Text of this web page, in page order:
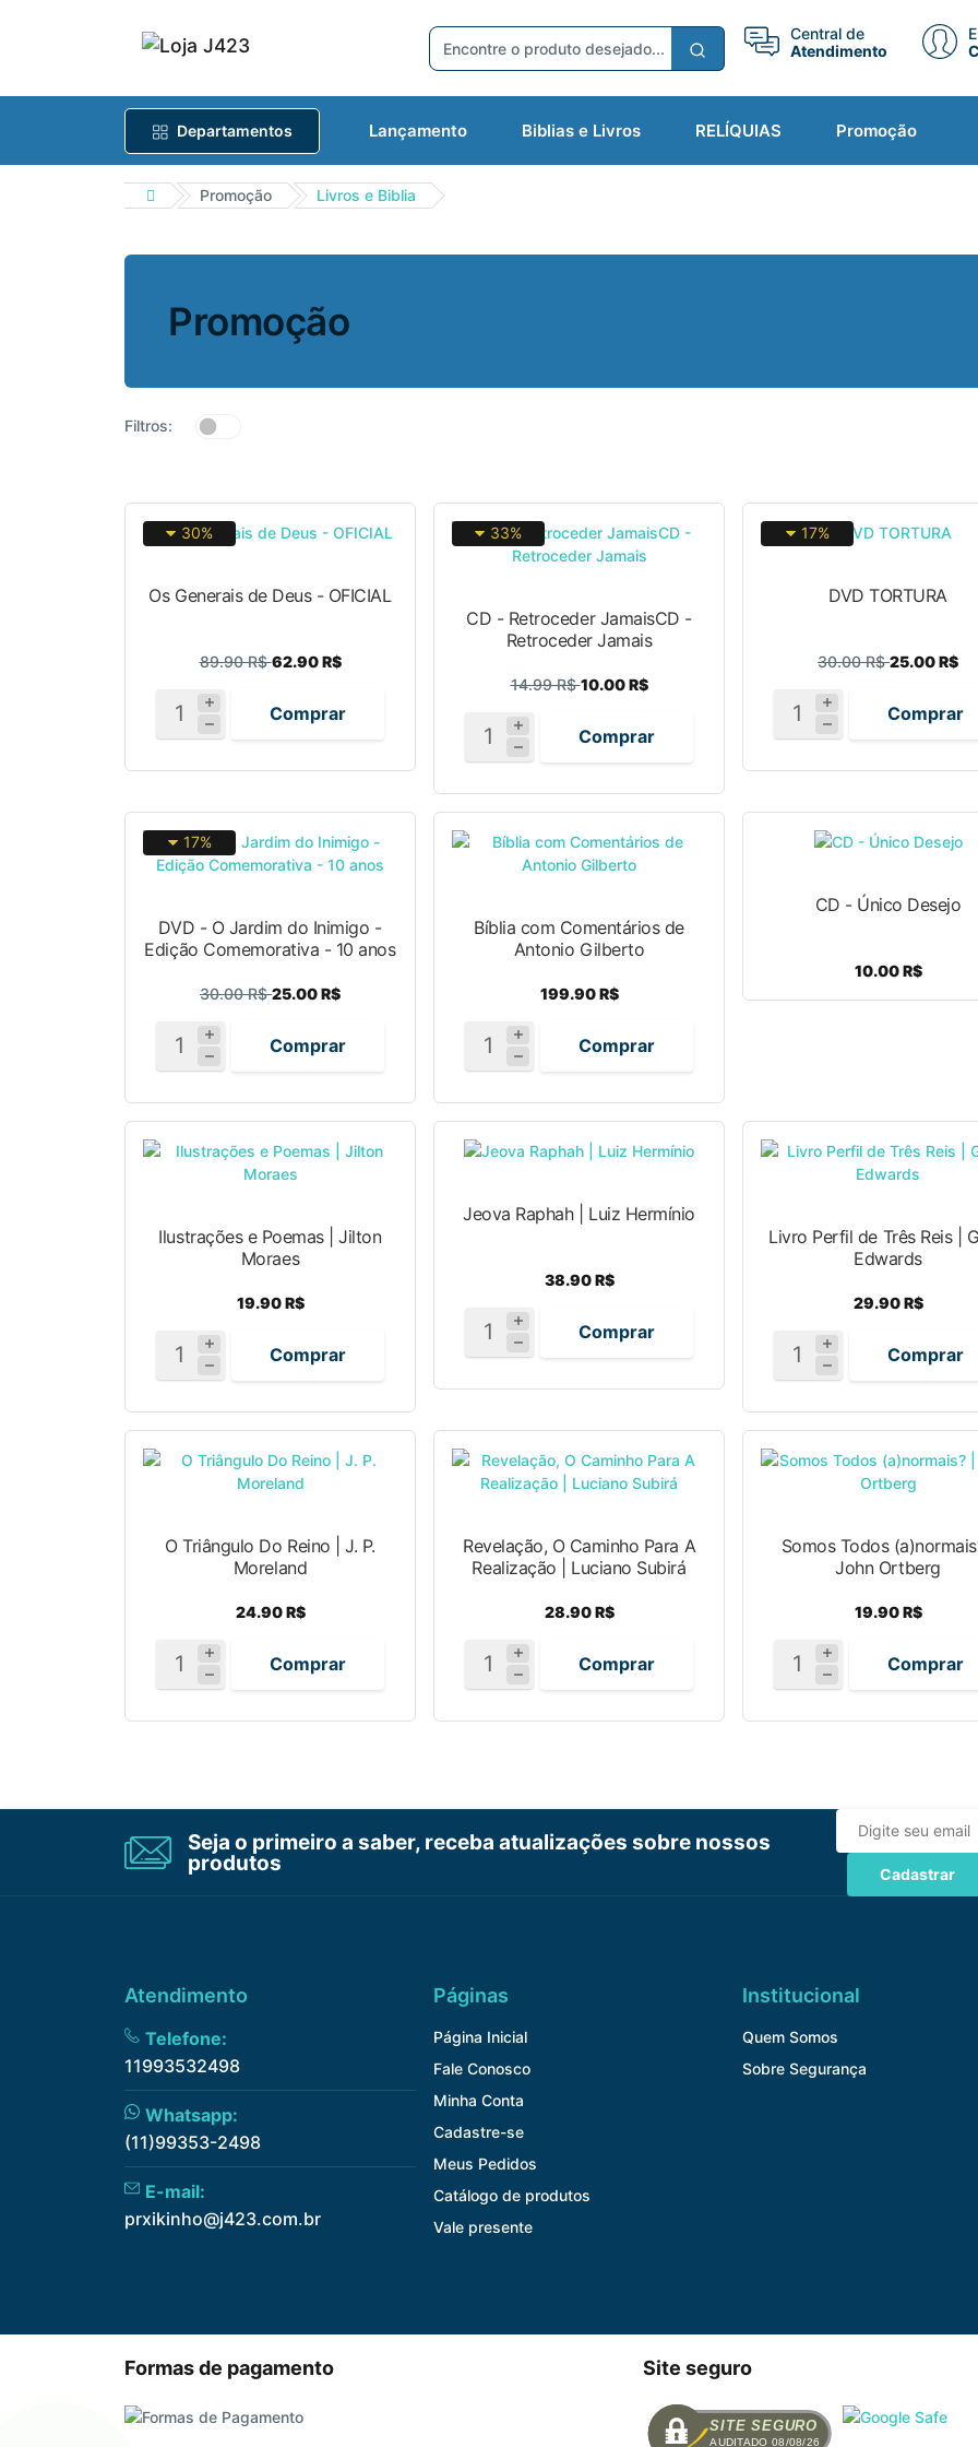
Central de
Atendimento
Departamentos Lançamento Biblias e Livros RELÍQUIAS Promoção
Promoção Livros e Biblia
Promoção
Filtros:
30%
Os Generais de Deus - OFICIAL
89.90 R$62.90 R$
Comprar
33%
CD - Retroceder JamaisCD -
Retroceder Jamais
14.99 R$10.00 R$
Comprar
17%
DVD TORTURA
30.00 R$25.00 R$
Comprar
17%
DVD - O Jardim do Inimigo -
Edição Comemorativa - 10 anos
30.00 R$25.00 R$
Comprar
Bíblia com Comentários de
Antonio Gilberto
199.90 R$
Comprar
CD - Único Desejo
10.00 R$
Ilustrações e Poemas | Jilton
Moraes
19.90 R$
Comprar
Jeova Raphah | Luiz Hermínio
38.90 R$
Comprar
Livro Perfil de Três Reis |
Edwards
29.90 R$
Comprar
O Triângulo Do Reino | J. P.
Moreland
24.90 R$
Comprar
Revelação, O Caminho Para A
Realização | Luciano Subirá
28.90 R$
Comprar
Somos Todos
John Ortberg
19.90 R$
Comprar
Seja o primeiro a saber, receba atualizações sobre nossos
produtos
Cadastrar
Atendimento
Telefone:
11993532498
Whatsapp:
(11)99353-2498
E-mail:
prxikinho@j423.com.br
Páginas
Página Inicial
Fale Conosco
Minha Conta
Cadastre-se
Meus Pedidos
Catálogo de produtos
Vale presente
Institucional
Quem Somos
Sobre Segurança
Formas de pagamento Site seguro
SITE SEGURO
AUDITADO 08/08/26